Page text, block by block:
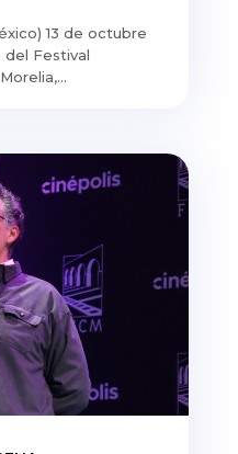
13 de octubre
del Festival